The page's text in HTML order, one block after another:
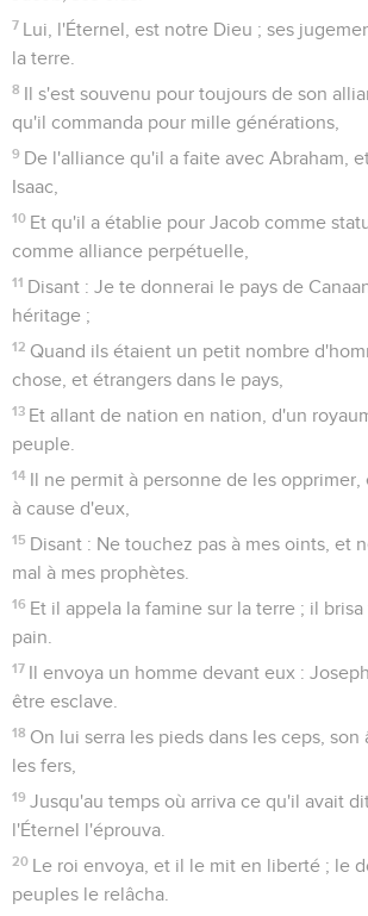
7 Lui, l'Éternel, est notre Dieu ; ses
la terre.
8 Il s'est souvenu pour toujours de son
qu'il commanda pour mille générations,
9 De l'alliance qu'il a faite avec Abraham,
Isaac,
10 Et qu'il a établie pour Jacob comme
comme alliance perpétuelle,
11 Disant : Je te donnerai le pays de
héritage ;
12 Quand ils étaient un petit nombre
chose, et étrangers dans le pays,
13 Et allant de nation en nation, d'un
peuple.
14 Il ne permit à personne de les
à cause d'eux,
15 Disant : Ne touchez pas à mes oints, et
mal à mes prophètes.
16 Et il appela la famine sur la terre ; il
pain.
17 Il envoya un homme devant eux :
être esclave.
18 On lui serra les pieds dans les ceps, son
les fers,
19 Jusqu'au temps où arriva ce qu'il avait
l'Éternel l'éprouva.
20 Le roi envoya, et il le mit en liberté ; le
peuples le relâcha.